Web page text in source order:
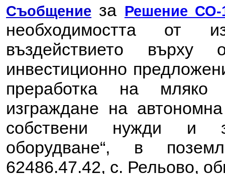
Съобщение за Решение СО-
необходимостта от
въздействието
инвестиционно
преработка на мляко
изграждане на
собствени нужди и
оборудване“, в
62486.47.42, с. Рельово,